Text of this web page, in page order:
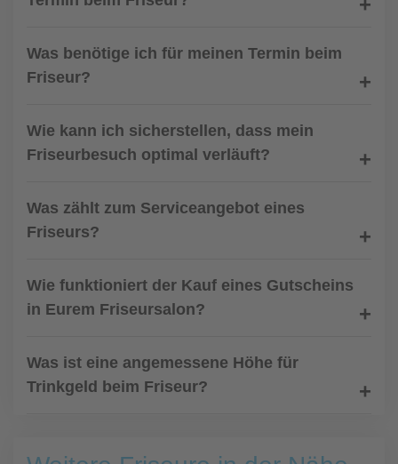
Was benötige ich für meinen Termin beim
Friseur?
Wie kann ich sicherstellen, dass mein
Friseurbesuch optimal verläuft?
Was zählt zum Serviceangebot eines
Friseurs?
Wie funktioniert der Kauf eines Gutscheins
in Eurem Friseursalon?
Was ist eine angemessene Höhe für
Trinkgeld beim Friseur?